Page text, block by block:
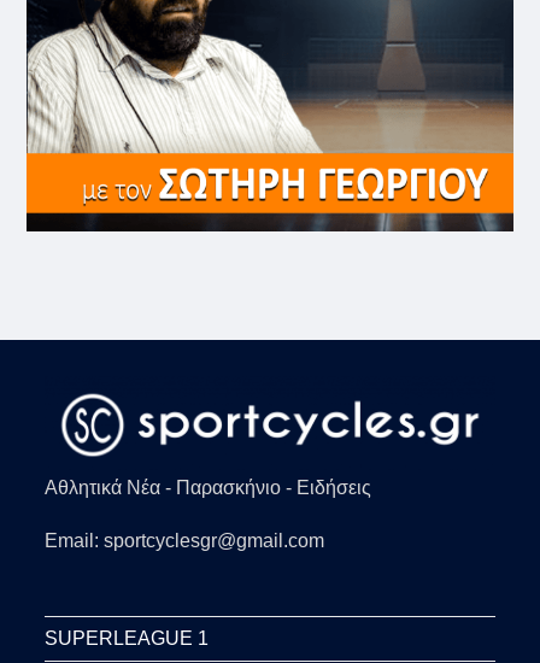
Αθλητικά Νέα - Παρασκήνιο - Ειδήσεις
Email: sportcyclesgr@gmail.com
SUPERLEAGUE 1